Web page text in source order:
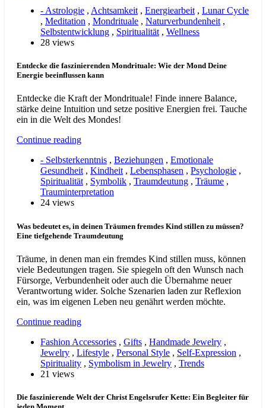
- Astrologie , Achtsamkeit , Energiearbeit , Lunar Cycle
, Meditation , Mondrituale , Naturverbundenheit ,
Selbstentwicklung , Spiritualität , Wellness
28 views
Entdecke die faszinierenden Mondrituale: Wie der Mond Deine
Energie beeinflussen kann
Entdecke die Kraft der Mondrituale! Finde innere Balance,
stärke deine Intuition und setze positive Energien frei. Tauche
ein in die Welt des Mondes!
Continue reading
- Selbsterkenntnis , Beziehungen , Emotionale
Gesundheit, Kindheit, Lebensphasen , Psychologie ,
Spiritualität, Symbolik , Traumdeutung , Träume ,
Trauminterpretation
24 views
Was bedeutet es, in deinen Träumen fremdes Kind stillen zu müssen?
Eine tiefgehende Traumdeutung
Träume, in denen man ein fremdes Kind stillen muss, können
viele Bedeutungen tragen. Sie spiegeln oft den Wunsch nach
Fürsorge, Verbundenheit oder auch die Übernahme neuer
Verantwortung wider. Solche Szenarien laden zur Reflexion
ein, was im eigenen Leben neu genährt werden möchte.
Continue reading
Fashion Accessories , Gifts , Handmade Jewelry ,
Jewelry , Lifestyle , Personal Style , Self-Expression ,
Spirituality , Symbolism in Jewelry , Trends
21 views
Die faszinierende Welt der Christ Engelsrufer Kette: Ein Begleiter für